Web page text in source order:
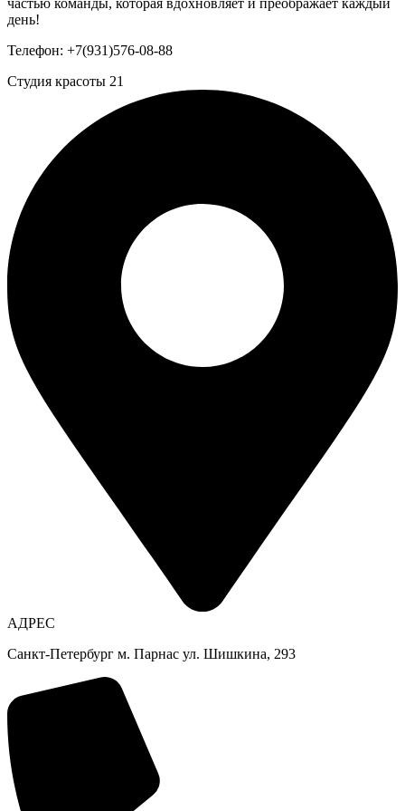
день!
Телефон: +7(931)576-08-88
Студия красоты 21
АДРЕС
Санкт-Петербург м. Парнас ул. Шишкина, 293